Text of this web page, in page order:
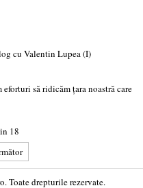
cu Valentin Lupea (I)
să ridicăm țara noastră care
18
Toate drepturile rezervate.